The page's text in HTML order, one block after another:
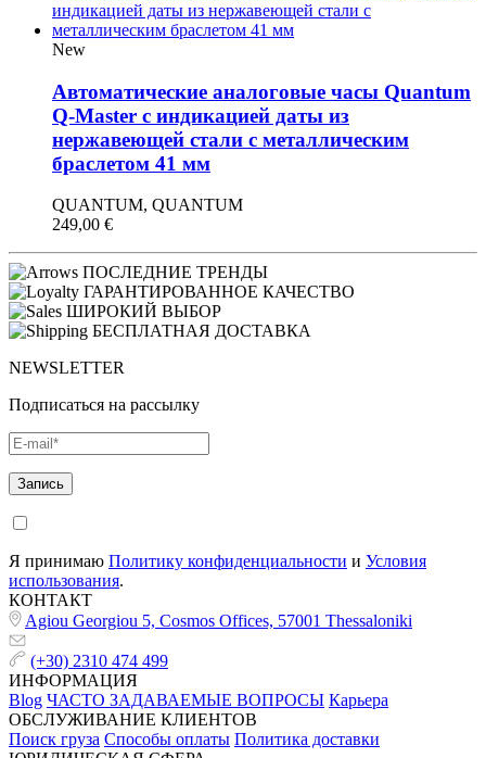
New
Автоматические аналоговые часы Quantum
Q-Master с индикацией даты из
нержавеющей стали с металлическим
браслетом 41 мм
QUANTUM, QUANTUM
249,00 €
ПОСЛЕДНИЕ ТРЕНДЫ
ГАРАНТИРОВАННОЕ КАЧЕСТВО
ШИРОКИЙ ВЫБОР
БЕСПЛАТНАЯ ДОСТАВКА
NEWSLETTER
Подписаться на рассылку
Я принимаю Политику конфиденциальности и Условия
использования.
КОНТАКТ
Agiou Georgiou 5, Cosmos Offices, 57001 Thessaloniki
(+30) 2310 474 499
ИНФОРМАЦИЯ
Blog ЧАСТО ЗАДАВАЕМЫЕ ВОПРОСЫ Карьера
ОБСЛУЖИВАНИЕ КЛИЕНТОВ
Поиск груза Способы оплаты Политика доставки